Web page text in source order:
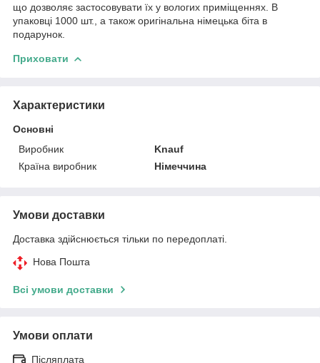
що дозволяє застосовувати їх у вологих приміщеннях. В
упаковці 1000 шт., а також оригінальна німецька біта в
подарунок.
Приховати
Характеристики
Основні
Виробник
Knauf
Країна виробник
Німеччина
Умови доставки
Доставка здійснюється тільки по передоплаті.
Нова Пошта
Всі умови доставки
Умови оплати
Післяплата